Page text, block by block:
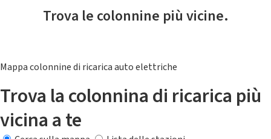
Trova le colonnine più vicine.
Mappa colonnine di ricarica auto elettriche
Trova la colonnina di ricarica più
vicina a te